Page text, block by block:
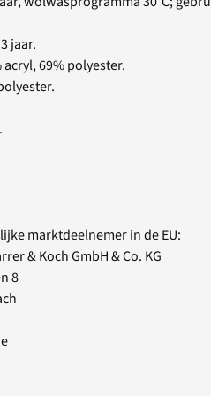
jaar.
69% polyester.
marktdeelnemer in de EU:
& Koch GmbH & Co. KG
8